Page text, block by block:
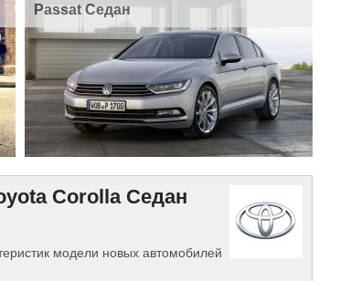
Passat Седан
Corolla Седан
модели новых автомобилей